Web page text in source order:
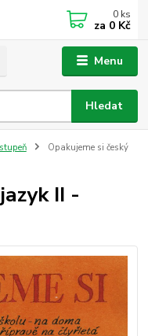
Menu
Hledat
0 ks
za 0 Kč
Opakujeme si český
II -